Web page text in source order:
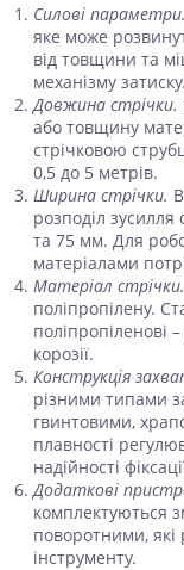
Силові параметри.
яке може
від товщини та
механізму затиску.
Довжина стрічки.
або товщину
стрічковою
0,5 до 5 метрів.
Ширина стрічки.
розподіл
та 75 мм. Для
матеріалами
Матеріал стрічки.
поліпропілену.
поліпропіленові
корозії.
Конструкція
різними типами
гвинтовими,
плавності
надійності
Додаткові
комплектуються
поворотними,
інструменту.